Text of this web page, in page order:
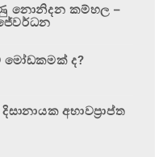
නොනිදන කම්හල –
මෝඩකමක් ද?
අභාවප්‍රාප්ත